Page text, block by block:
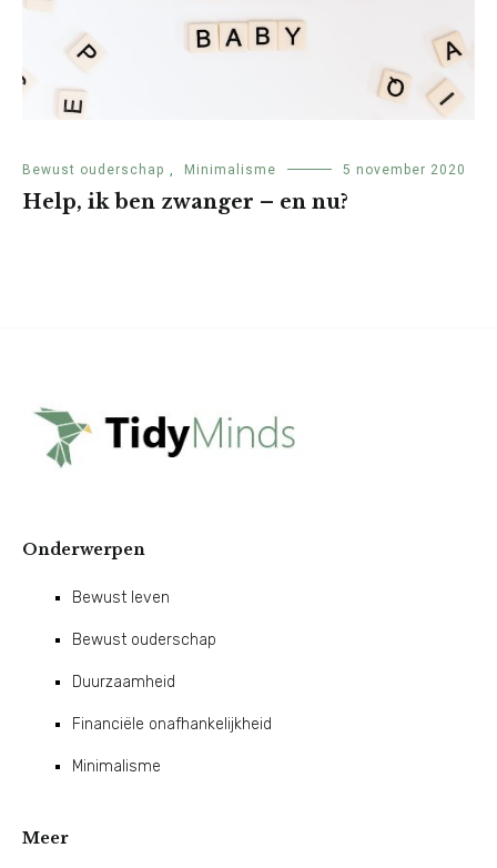
Bewust ouderschap , Minimalisme 5 november 2020
Help, ik ben zwanger – en nu?
Onderwerpen
Bewust leven
Bewust ouderschap
Duurzaamheid
Financiële onafhankelijkheid
Minimalisme
Meer